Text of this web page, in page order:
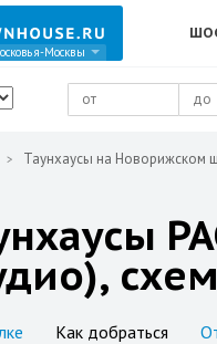
Москвы
Таунхаусы на Новорижском
Как добраться